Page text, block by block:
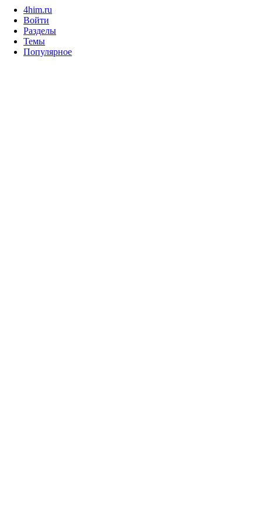
4him.ru
Войти
Разделы
Темы
Популярное